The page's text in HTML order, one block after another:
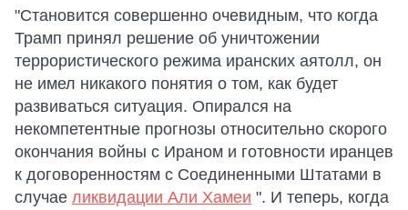
"Становится совершенно очевидным, что когда
Трамп принял решение об уничтожении
террористического режима иранских аятолл, он
не имел никакого понятия о том, как будет
развиваться ситуация. Опирался на
некомпетентные прогнозы относительно скорого
окончания войны с Ираном и готовности иранцев
к договоренностям с Соединенными Штатами в
случае ликвидации Али Хамеи ". И теперь, когда